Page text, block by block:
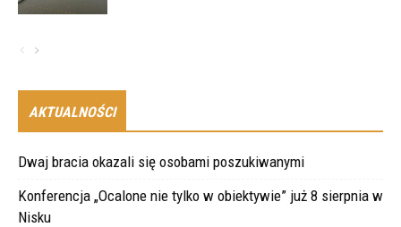
AKTUALNOŚCI
Dwaj bracia okazali się osobami poszukiwanymi
Konferencja „Ocalone nie tylko w obiektywie” już 8 sierpnia w
Nisku